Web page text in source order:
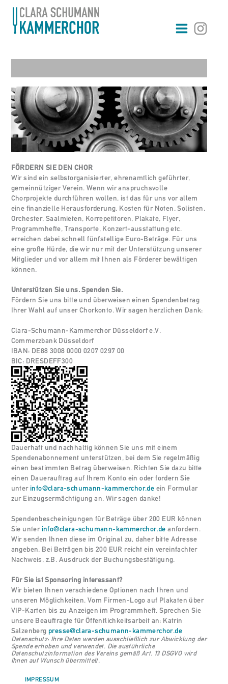
springen
FÖRDERN SIE DEN CHOR
Wir sind ein selbstorganisierter, ehrenamtlich geführter,
gemeinnütziger Verein. Wenn wir anspruchsvolle
Chorprojekte durchführen wollen, ist das für uns vor allem
eine finanzielle Herausforderung. Kosten für Noten, Solisten,
Orchester, Saalmieten, Korrepetitoren, Plakate, Flyer,
Programmhefte, Transporte, Konzert-ausstattung etc.
erreichen dabei schnell fünfstellige Euro-Beträge. Für uns
eine große Hürde, die wir nur mit der Unterstützung unserer
Mitglieder und vor allem mit Ihnen als Förderer bewältigen
können.
Unterstützen Sie uns. Spenden Sie.
Fördern Sie uns bitte und überweisen einen Spendenbetrag
Ihrer Wahl auf unser Chorkonto. Wir sagen herzlichen Dank:
Clara-Schumann-Kammerchor Düsseldorf e.V.
Commerzbank Düsseldorf
IBAN: DE88 3008 0000 0207 0297 00
BIC: DRESDEFF300
Dauerhaft und nachhaltig können Sie uns mit einem
Spendenabonnement unterstützen, bei dem Sie regelmäßig
einen bestimmten Betrag überweisen. Richten Sie dazu bitte
einen Dauerauftrag auf Ihrem Konto ein oder fordern Sie
unter info@clara-schumann-kammerchor.de ein Formular
zur Einzugsermächtigung an. Wir sagen danke!
Spendenbescheinigungen für Beträge über 200 EUR können
Sie unter info@clara-schumann-kammerchor.de anfordern.
Wir senden Ihnen diese im Original zu, daher bitte Adresse
angeben. Bei Beträgen bis 200 EUR reicht ein vereinfachter
Nachweis, z.B. Ausdruck der Buchungsbestätigung.
Für Sie ist Sponsoring interessant?
Wir bieten Ihnen verschiedene Optionen nach Ihren und
unseren Möglichkeiten. Vom Firmen-Logo auf Plakaten über
VIP-Karten bis zu Anzeigen im Programmheft. Sprechen Sie
unsere Beauftragte für Öffentlichkeitsarbeit an: Katrin
Salzenberg presse@clara-schumann-kammerchor.de
Datenschutz: Ihre Daten werden ausschließlich zur Abwicklung der
Spende erhoben und verwendet. Die ausführliche
Datenschutzinformation des Vereins gemäß Art. 13 DSGVO wird
Ihnen auf Wunsch übermittelt.
IMPRESSUM